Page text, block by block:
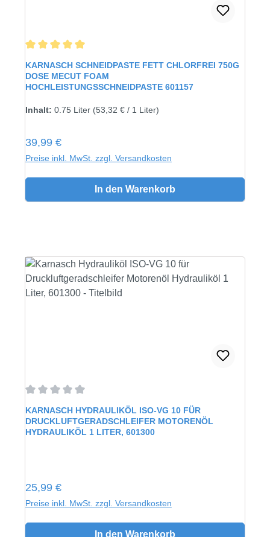
KARNASCH SCHNEIDPASTE FETT CHLORFREI 750G
DOSE MECUT FOAM
HOCHLEISTUNGSSCHNEIDPASTE 601157
Inhalt: 0.75 Liter (53,32 € / 1 Liter)
Regulärer Preis:
39,99 €
Preise inkl. MwSt. zzgl. Versandkosten
In den Warenkorb
Durchschnittliche Bewertung von 0 von 5 Sternen
KARNASCH HYDRAULIKÖL ISO-VG 10 FÜR
DRUCKLUFTGERADSCHLEIFER MOTORENÖL
HYDRAULIKÖL 1 LITER, 601300
Regulärer Preis:
25,99 €
Preise inkl. MwSt. zzgl. Versandkosten
In den Warenkorb